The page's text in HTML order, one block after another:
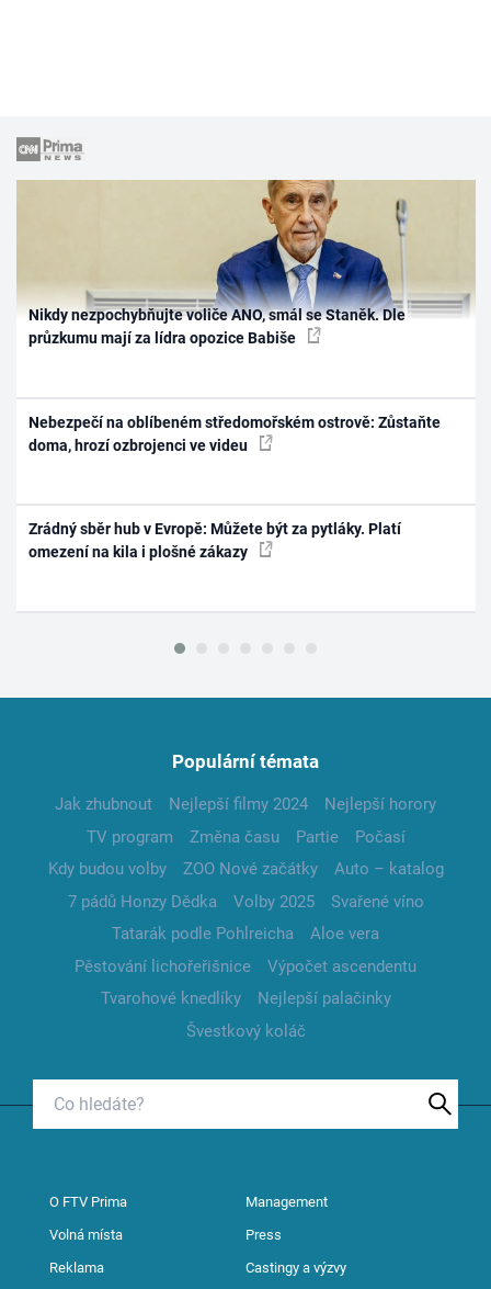
Nikdy nezpochybňujte voliče ANO, smál se Staněk. Dle
průzkumu mají za lídra opozice Babiše
Nebezpečí na oblíbeném středomořském ostrově: Zůstaňte
doma, hrozí ozbrojenci ve videu
Zrádný sběr hub v Evropě: Můžete být za pytláky. Platí
omezení na kila i plošné zákazy
Populární témata
Jak zhubnout Nejlepší filmy 2024
Nejlepší horory
TV program
Změna času Partie
Počasí
Kdy budou volby
ZOO Nové začátky
Auto – katalog
7 pádů Honzy Dědka
Volby 2025
Svařené víno
Tatarák podle Pohlreicha
Aloe vera
Pěstování lichořeřišnice
Výpočet ascendentu
Tvarohové knedlíky
Nejlepší palačinky
Švestkový koláč
O FTV Prima Management
Volná místa Press
Reklama Castingy a výzvy